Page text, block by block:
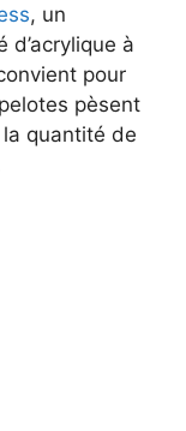
, un
d’acrylique à
pour
pèsent
quantité de